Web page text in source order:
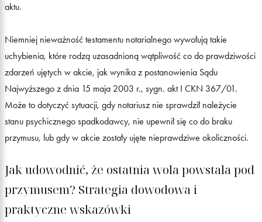
aktu.
Niemniej nieważność testamentu notarialnego wywołują takie
uchybienia, które rodzą uzasadnioną wątpliwość co do prawdziwości
zdarzeń ujętych w akcie, jak wynika z postanowienia Sądu
Najwyższego z dnia 15 maja 2003 r., sygn. akt I CKN 367/01.
Może to dotyczyć sytuacji, gdy notariusz nie sprawdził należycie
stanu psychicznego spadkodawcy, nie upewnił się co do braku
przymusu, lub gdy w akcie zostały ujęte nieprawdziwe okoliczności.
Jak udowodnić, że ostatnia wola powstała pod
przymusem? Strategia dowodowa i
praktyczne wskazówki